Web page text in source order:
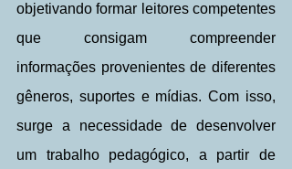
objetivando formar leitores competentes
que consigam compreender
informações provenientes de diferentes
gêneros, suportes e mídias. Com isso,
surge a necessidade de desenvolver
um trabalho pedagógico, a partir de